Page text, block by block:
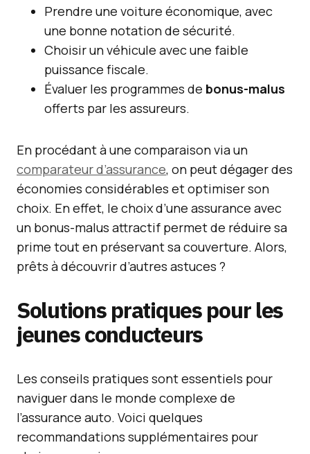
Prendre une voiture économique, avec
une bonne notation de sécurité.
Choisir un véhicule avec une faible
puissance fiscale.
Évaluer les programmes de bonus-malus
offerts par les assureurs.
En procédant à une comparaison via un
comparateur d’assurance, on peut dégager des
économies considérables et optimiser son
choix. En effet, le choix d’une assurance avec
un bonus-malus attractif permet de réduire sa
prime tout en préservant sa couverture. Alors,
prêts à découvrir d’autres astuces ?
Solutions pratiques pour les
jeunes conducteurs
Les conseils pratiques sont essentiels pour
naviguer dans le monde complexe de
l’assurance auto. Voici quelques
recommandations supplémentaires pour